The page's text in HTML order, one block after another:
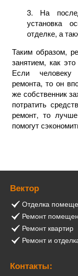
3. На
установка
отделке, а
Таким образом,
занятием, как
Если человеку
ремонта, то он
же собственник
потратить
ремонт, то
помогут
Вектор
Отделка
Ремонт
Ремонт квартир
Ремонт и
Контакты: